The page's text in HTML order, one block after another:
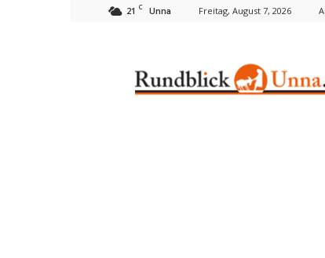
21 C Unna Freitag, August 7, 2026